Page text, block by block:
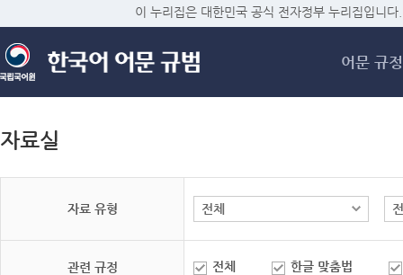
메
이 누리집은 대한민국 공식 전자정부 누리집입니다.
어문 규정
자료실
자료 유형
관련 규정 전체 한글 맞춤법